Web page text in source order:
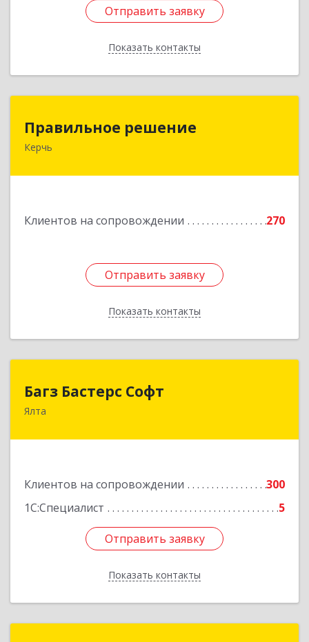
Отправить заявку
Показать контакты
Отправить заявку
Назад
Правильное решение
Керчь
Клиентов на сопровождении 270
Отправить заявку
Показать контакты
298330, Крым Респ, Керчь г, Адмиралтейский
Отправить заявку
Назад
Багз Бастерс Софт
Ялта
Клиентов на сопровождении
300
1С:Специалист
5
Отправить заявку
Показать контакты
Багз Бастерс Софт
298603, Крым Респ, Ялта г, Свердлова ул, дом №
Отправить заявку
Назад